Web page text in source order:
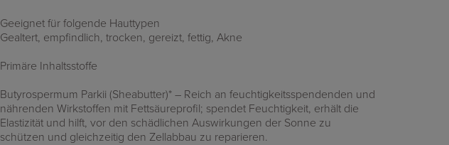
Geeignet für folgende Hauttypen
Gealtert, empfindlich, trocken, gereizt, fettig, Akne
Primäre Inhaltsstoffe
Butyrospermum Parkii (Sheabutter)* – Reich an feuchtigkeitsspendenden und
nährenden Wirkstoffen mit Fettsäureprofil; spendet Feuchtigkeit, erhält die
Elastizität und hilft, vor den schädlichen Auswirkungen der Sonne zu
schützen und gleichzeitig den Zellabbau zu reparieren.